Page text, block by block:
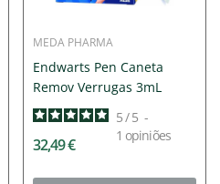
MEDA PHARMA
Endwarts Pen Caneta
Remov Verrugas 3mL
5/ 5 -
1 opiniões
32,49 €